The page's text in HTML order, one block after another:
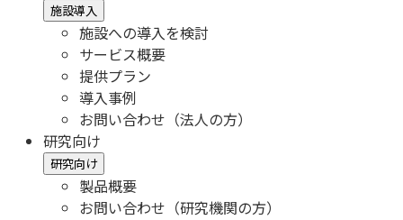
施設導入
施設への導入を検討
サービス概要
提供プラン
導入事例
お問い合わせ（法人の方）
研究向け
研究向け
製品概要
お問い合わせ（研究機関の方）